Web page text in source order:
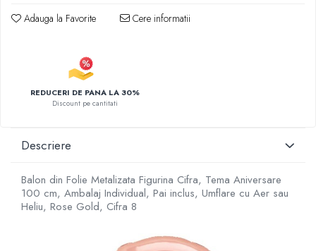
Adauga la Favorite Cere informatii
REDUCERI DE PANA LA 30%
Discount pe cantitati
Descriere
Balon din Folie Metalizata Figurina Cifra, Tema Aniversare
100 cm, Ambalaj Individual, Pai inclus, Umflare cu Aer sau
Heliu, Rose Gold, Cifra 8